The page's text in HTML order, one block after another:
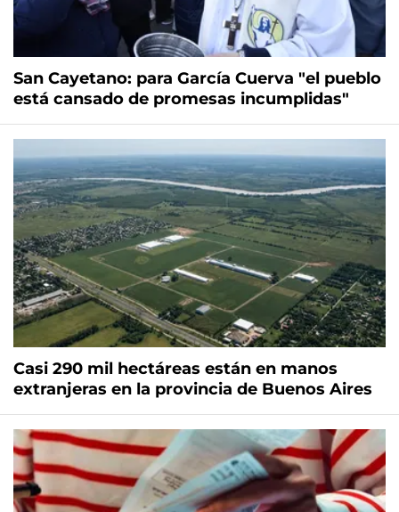
San Cayetano: para García Cuerva "el pueblo
está cansado de promesas incumplidas"
Casi 290 mil hectáreas están en manos
extranjeras en la provincia de Buenos Aires